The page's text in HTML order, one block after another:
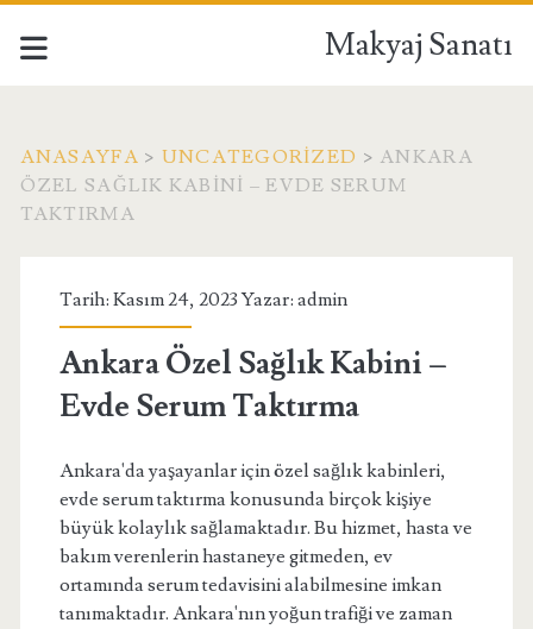
Makyaj Sanatı
ANASAYFA > UNCATEGORIZED > ANKARA
ÖZEL SAĞLIK KABINI – EVDE SERUM
TAKTIRMA
Tarih: Kasım 24, 2023 Yazar: admin
Ankara Özel Sağlık Kabini –
Evde Serum Taktırma
Ankara'da yaşayanlar için özel sağlık kabinleri,
evde serum taktırma konusunda birçok kişiye
büyük kolaylık sağlamaktadır. Bu hizmet, hasta ve
bakım verenlerin hastaneye gitmeden, ev
ortamında serum tedavisini alabilmesine imkan
tanımaktadır. Ankara'nın yoğun trafiği ve zaman